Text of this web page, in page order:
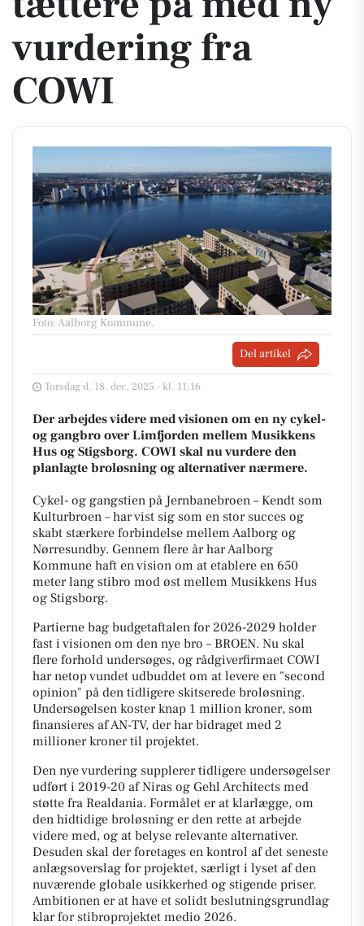
vurdering fra
COWI
Foto: Aalborg Kommune.
Del artikel
Torsdag d. 18. dec. 2025 - kl. 11:16
Der arbejdes videre med visionen om en ny cykel-
og gangbro over Limfjorden mellem Musikkens
Hus og Stigsborg. COWI skal nu vurdere den
planlagte broløsning og alternativer nærmere.
Cykel- og gangstien på Jernbanebroen – Kendt som
Kulturbroen – har vist sig som en stor succes og
skabt stærkere forbindelse mellem Aalborg og
Nørresundby. Gennem flere år har Aalborg
Kommune haft en vision om at etablere en 650
meter lang stibro mod øst mellem Musikkens Hus
og Stigsborg.
Partierne bag budgetaftalen for 2026-2029 holder
fast i visionen om den nye bro – BROEN. Nu skal
flere forhold undersøges, og rådgiverfirmaet COWI
har netop vundet udbuddet om at levere en "second
opinion" på den tidligere skitserede broløsning.
Undersøgelsen koster knap 1 million kroner, som
finansieres af AN-TV, der har bidraget med 2
millioner kroner til projektet.
Den nye vurdering supplerer tidligere undersøgelser
udført i 2019-20 af Niras og Gehl Architects med
støtte fra Realdania. Formålet er at klarlægge, om
den hidtidige broløsning er den rette at arbejde
videre med, og at belyse relevante alternativer.
Desuden skal der foretages en kontrol af det seneste
anlægsoverslag for projektet, særligt i lyset af den
nuværende globale usikkerhed og stigende priser.
Ambitionen er at have et solidt beslutningsgrundlag
klar for stibroprojektet medio 2026.